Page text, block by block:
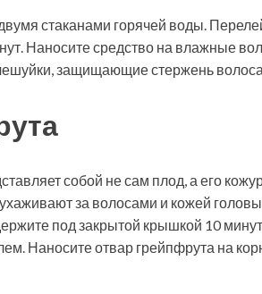
стаканами горячей воды.
Наносите средство на влажные
защищающие стержень
собой не сам плод, а его
за волосами и кожей
под закрытой крышкой 10
Наносите отвар грейпфрута на